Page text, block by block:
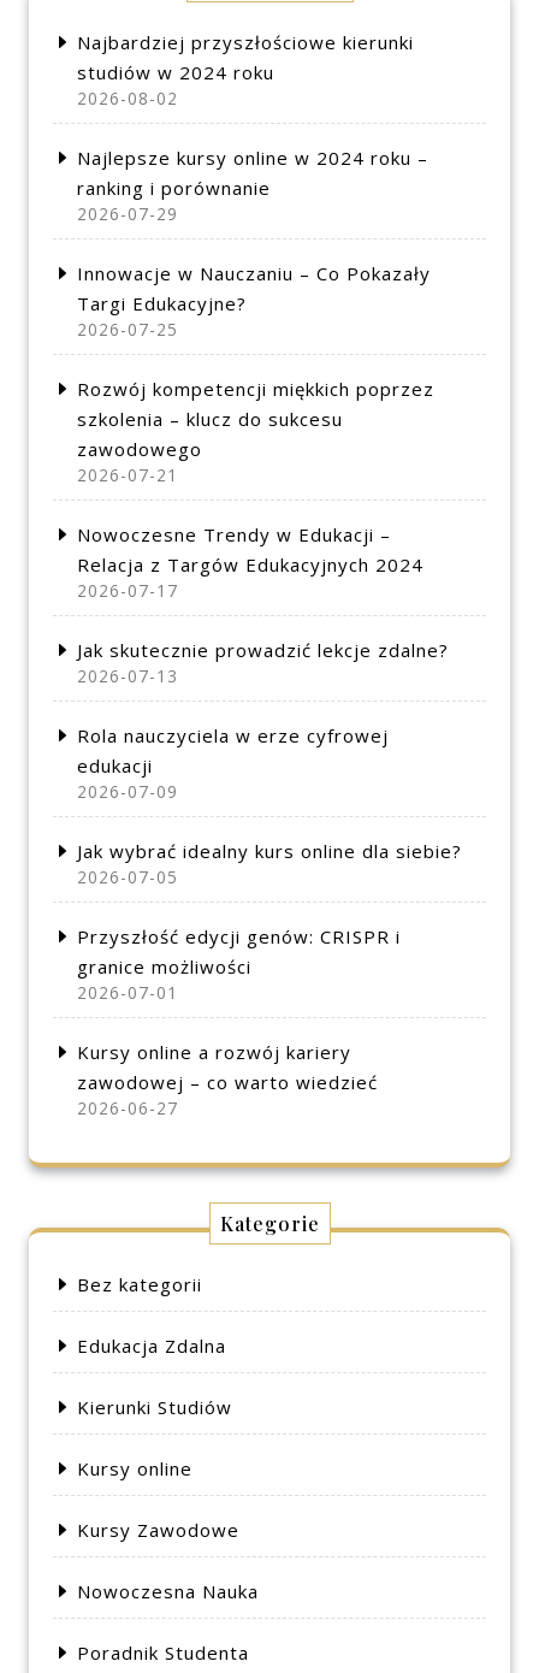
Najbardziej przyszłościowe kierunki
studiów w 2024 roku
2026-08-02
Najlepsze kursy online w 2024 roku –
ranking i porównanie
2026-07-29
Innowacje w Nauczaniu – Co Pokazały
Targi Edukacyjne?
2026-07-25
Rozwój kompetencji miękkich poprzez
szkolenia – klucz do sukcesu
zawodowego
2026-07-21
Nowoczesne Trendy w Edukacji –
Relacja z Targów Edukacyjnych 2024
2026-07-17
Jak skutecznie prowadzić lekcje zdalne?
2026-07-13
Rola nauczyciela w erze cyfrowej
edukacji
2026-07-09
Jak wybrać idealny kurs online dla siebie?
2026-07-05
Przyszłość edycji genów: CRISPR i
granice możliwości
2026-07-01
Kursy online a rozwój kariery
zawodowej – co warto wiedzieć
2026-06-27
Kategorie
Bez kategorii
Edukacja Zdalna
Kierunki Studiów
Kursy online
Kursy Zawodowe
Nowoczesna Nauka
Poradnik Studenta